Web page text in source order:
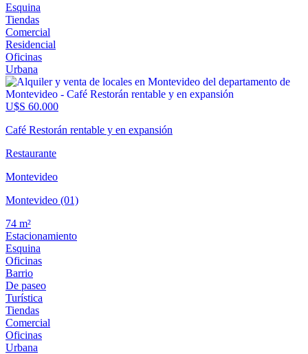
Esquina
Tiendas
Comercial
Residencial
Oficinas
Urbana
U$S 60.000
Café Restorán rentable y en expansión
Restaurante
Montevideo
Montevideo (01)
74 m²
Estacionamiento
Esquina
Oficinas
Barrio
De paseo
Turística
Tiendas
Comercial
Oficinas
Urbana